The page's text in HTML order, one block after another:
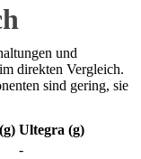
und
direkten Vergleich.
sind gering, sie
Ultegra (g)
-